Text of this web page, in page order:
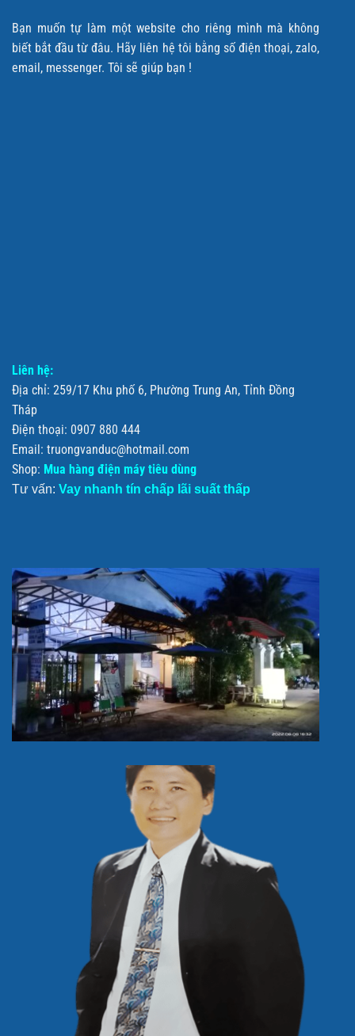
Bạn muốn tự làm một website cho riêng mình mà không
biết bắt đầu từ đâu. Hãy liên hệ tôi bằng số điện thoại, zalo,
email, messenger. Tôi sẽ giúp bạn !
Liên hệ:
Địa chỉ: 259/17 Khu phố 6, Phường Trung An, Tỉnh Đồng
Tháp
Điện thoại: 0907 880 444
Email: truongvanduc@hotmail.com
Shop: Mua hàng điện máy tiêu dùng
Tư vấn: Vay nhanh tín chấp lãi suất thấp